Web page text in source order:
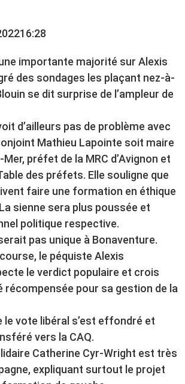
16:28
importante majorité sur Alexis
des sondages les plaçant nez-à-
se dit surprise de l’ampleur de
d’ailleurs pas de problème avec
Mathieu Lapointe soit maire
préfet de la MRC d’Avignon et
des préfets. Elle souligne que
faire une formation en éthique
sienne sera plus poussée et
politique respective.
pas unique à Bonaventure.
le péquiste Alexis
le verdict populaire et crois
récompensée pour sa gestion de la
le vote libéral s’est effondré et
vers la CAQ.
Catherine Cyr-Wright est très
expliquant surtout le projet